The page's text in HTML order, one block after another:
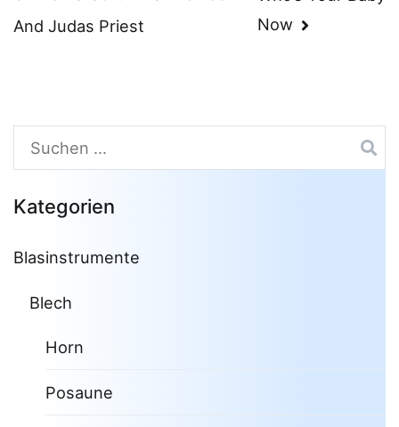
And Judas Priest
Now
Suchen
nach:
Kategorien
Blasinstrumente
Blech
Horn
Posaune